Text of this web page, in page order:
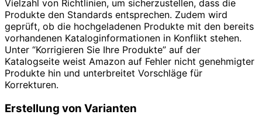
Vielzahl von Richtlinien, um sicherzustellen, dass die
Produkte den Standards entsprechen. Zudem wird
geprüft, ob die hochgeladenen Produkte mit den bereits
vorhandenen Kataloginformationen in Konflikt stehen.
Unter “Korrigieren Sie Ihre Produkte” auf der
Katalogseite weist Amazon auf Fehler nicht genehmigter
Produkte hin und unterbreitet Vorschläge für
Korrekturen.
Erstellung von Varianten